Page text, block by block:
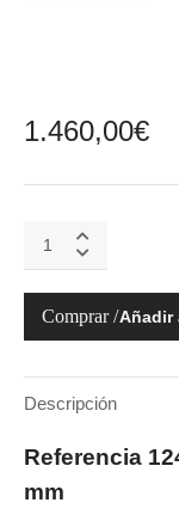
1.460,00€
OYSTER
PERPETUAL
2021
Añadir
Descripción
Referencia
mm